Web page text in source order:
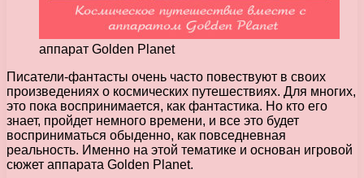
аппарат Golden Planet
Писатели-фантасты очень часто повествуют в своих
произведениях о космических путешествиях. Для многих,
это пока воспринимается, как фантастика. Но кто его
знает, пройдет немного времени, и все это будет
восприниматься обыденно, как повседневная
реальность. Именно на этой тематике и основан игровой
сюжет аппарата Golden Planet.